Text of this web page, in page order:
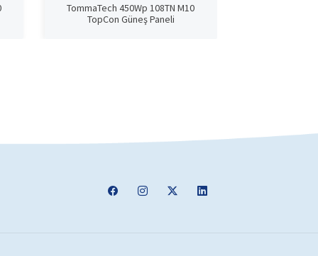
TommaTech 450Wp 108TN M10
TopCon Güneş Paneli